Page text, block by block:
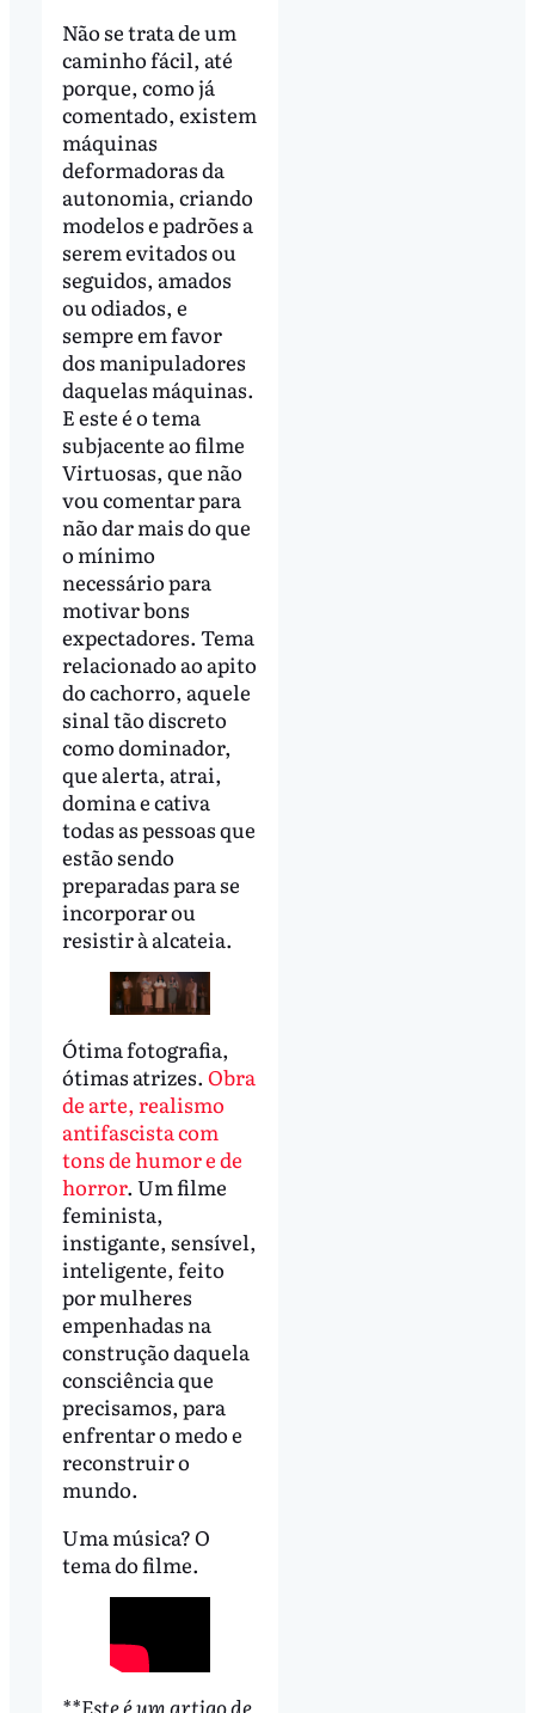
Não se trata de um
caminho fácil, até
porque, como já
comentado, existem
máquinas
deformadoras da
autonomia, criando
modelos e padrões a
serem evitados ou
seguidos, amados
ou odiados, e
sempre em favor
dos manipuladores
daquelas máquinas.
E este é o tema
subjacente ao filme
Virtuosas, que não
vou comentar para
não dar mais do que
o mínimo
necessário para
motivar bons
expectadores. Tema
relacionado ao apito
do cachorro, aquele
sinal tão discreto
como dominador,
que alerta, atrai,
domina e cativa
todas as pessoas que
estão sendo
preparadas para se
incorporar ou
resistir à alcateia.
Ótima fotografia,
ótimas atrizes. Obra
de arte, realismo
antifascista com
tons de humor e de
horror. Um filme
feminista,
instigante, sensível,
inteligente, feito
por mulheres
empenhadas na
construção daquela
consciência que
precisamos, para
enfrentar o medo e
reconstruir o
mundo.
Uma música? O
tema do filme.
**Este é um artigo de